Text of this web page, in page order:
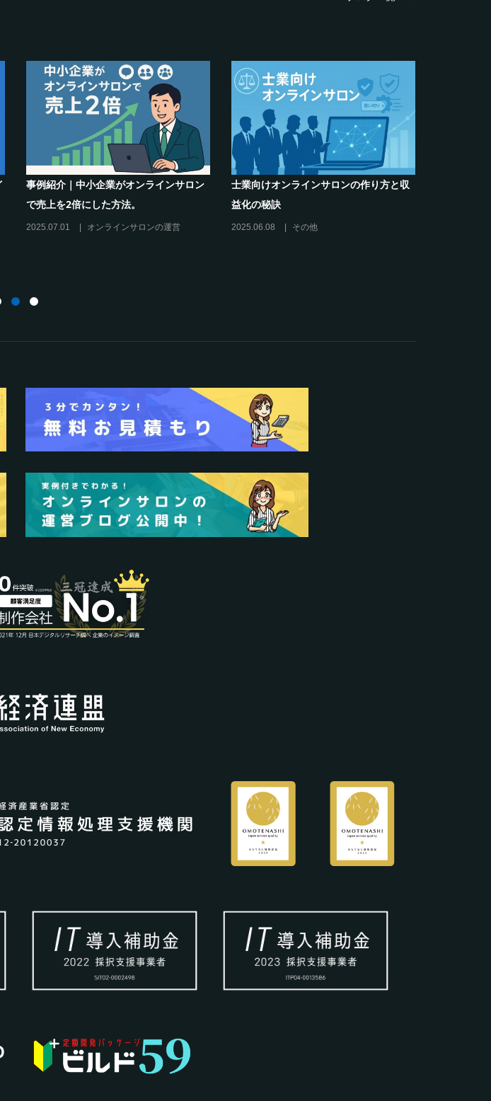
シリーズ連載【運営者のお悩み解決】コ
コがポイント！リスキリングサロン運営
必須3箇条
オンラインサロンでの”学び”がこれから
のリスキリングを先導すると言えるこれ
だけの”理由”